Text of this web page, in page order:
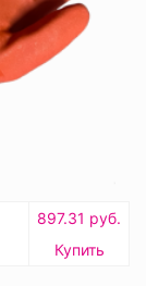
897.31 руб.
Купить